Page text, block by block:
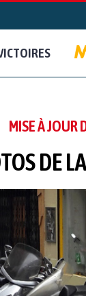
MISE À JOUR
DE